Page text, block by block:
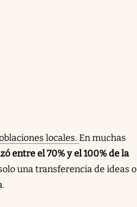
locales. En muchas
entre el 70% y el 100% de la
una transferencia de ideas o